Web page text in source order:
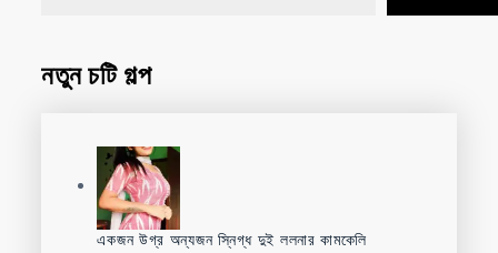
নতুন চটি গল্প
একজন উগ্র অন্যজন স্নিগ্ধ দুই ললনার কামকেলি